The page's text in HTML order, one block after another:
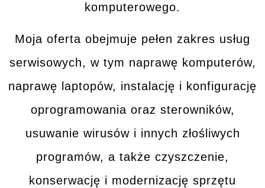
komputerowego.
Moja oferta obejmuje pełen zakres usług
serwisowych, w tym naprawę komputerów,
naprawę laptopów, instalację i konfigurację
oprogramowania oraz sterowników,
usuwanie wirusów i innych złośliwych
programów, a także czyszczenie,
konserwację i modernizację sprzętu